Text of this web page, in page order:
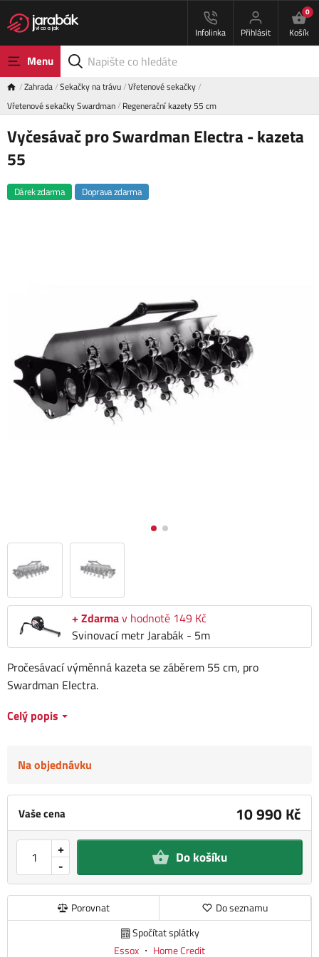
Infolinka Přihlásit
0
Košík
Menu
Zahrada Sekačky na trávu Vřetenové sekačky
Vřetenové sekačky Swardman Regenerační kazety 55 cm
Vyčesávač pro Swardman Electra - kazeta
55
Dárek zdarma Doprava zdarma
+ Zdarmav hodnotě 149 Kč
Svinovací metr Jarabák - 5m
Vaše cena 10 990 Kč
-
+ Do košíku
Porovnat
Do seznamu
Spočítat splátky
Essox ・ Home Credit
Pročesávací výměnná kazeta se záběrem 55 cm, pro
Swardman Electra.
Celý popis
Na objednávku